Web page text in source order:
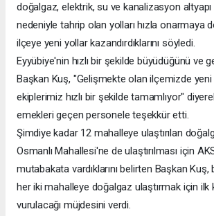
doğalgaz, elektrik, su ve kanalizasyon altyapı
nedeniyle tahrip olan yolları hızla onarmaya
ilçeye yeni yollar kazandırdıklarını söyledi.
Eyyübiye'nin hızlı bir şekilde büyüdüğünü ve
Başkan Kuş, "Gelişmekte olan ilçemizde yeni
ekiplerimiz hızlı bir şekilde tamamlıyor"
emekleri geçen personele teşekkür etti.
Şimdiye kadar 12 mahalleye ulaştırılan
Osmanlı Mahallesi'ne de ulaştırılması için
mutabakata vardıklarını belirten Başkan
her iki mahalleye doğalgaz ulaştırmak için ilk
vurulacağı müjdesini verdi.